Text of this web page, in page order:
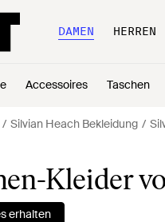
DAMEN HERREN
Accessoires Taschen
Silvian Heach Bekleidung
Kleider
erhalten